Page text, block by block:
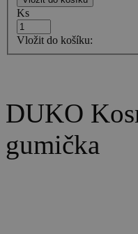
Ks
Vložit do košíku:
DUKO
gumička